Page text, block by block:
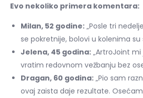
Evo nekoliko primera komentara:
Milan, 52 godine: „Posle tri
se pokretnije, bolovi u kolenima su
Jelena, 45 godina: „ArtroJoint
vratim redovnom vežbanju bez
Dragan, 60 godina: „Pio sam
ovaj zaista daje rezultate.